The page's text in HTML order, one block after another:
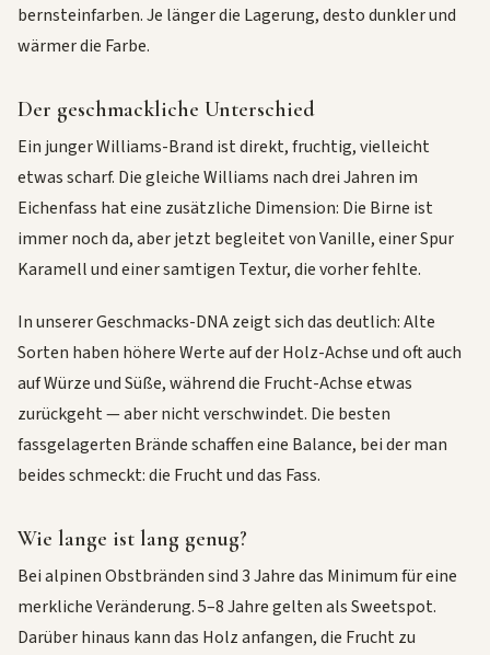
bernsteinfarben. Je länger die Lagerung, desto dunkler und
wärmer die Farbe.
Der geschmackliche Unterschied
Ein junger Williams-Brand ist direkt, fruchtig, vielleicht
etwas scharf. Die gleiche Williams nach drei Jahren im
Eichenfass hat eine zusätzliche Dimension: Die Birne ist
immer noch da, aber jetzt begleitet von Vanille, einer Spur
Karamell und einer samtigen Textur, die vorher fehlte.
In unserer Geschmacks-DNA zeigt sich das deutlich: Alte
Sorten haben höhere Werte auf der Holz-Achse und oft auch
auf Würze und Süße, während die Frucht-Achse etwas
zurückgeht — aber nicht verschwindet. Die besten
fassgelagerten Brände schaffen eine Balance, bei der man
beides schmeckt: die Frucht und das Fass.
Wie lange ist lang genug?
Bei alpinen Obstbränden sind 3 Jahre das Minimum für eine
merkliche Veränderung. 5–8 Jahre gelten als Sweetspot.
Darüber hinaus kann das Holz anfangen, die Frucht zu